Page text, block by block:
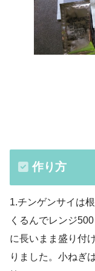
作り方
1.チンゲンサイは
くるんでレンジ
に長いまま盛り付
りました。小ねぎ